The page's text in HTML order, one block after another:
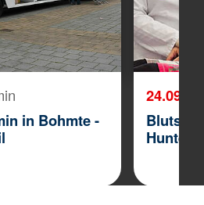
in Bohmte -